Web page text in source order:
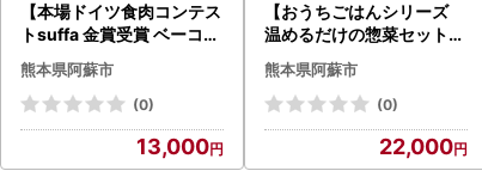
【本場ドイツ食肉コンテス
トsuffa 金賞受賞 ベーコン
スライス170g×2 ロースハ
ムスライス170g×2 小分け
4パック 計680g】ひばり
工房 おつまみ 豚肉 ベーコ
ン ベーコンスライス スラ
イス ふるさと納税 ロース
熊本県阿蘇市
(0)
13,000
【おうちごはんシリーズ
温めるだけの惣菜セット】
レトルトカレー・ハンバー
グ・チキン希少なお肉 く
まもとあか牛を使用した贅
沢ハンバーグ4個 高原野菜
の甘みたっぷりチキンカレ
ー 熊本ブランド和牛 赤牛
熊本県阿蘇市
(0)
22,000